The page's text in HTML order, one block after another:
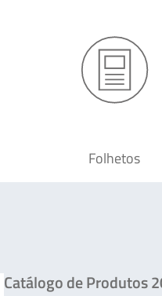
Folhetos
Catálogo de Produtos